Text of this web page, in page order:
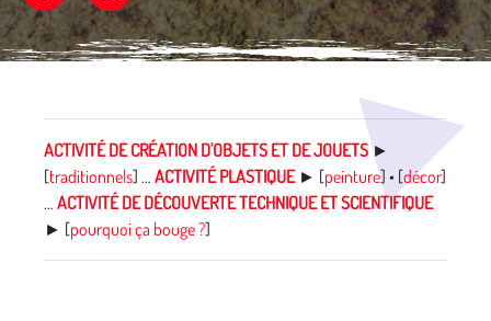
ACTIVITÉ DE CRÉATION D'OBJETS ET DE JOUETS►
[traditionnels] … ACTIVITÉ PLASTIQUE► [peinture] • [décor]
… ACTIVITÉ DE DÉCOUVERTE TECHNIQUE ET SCIENTIFIQUE
► [pourquoi ça bouge ?]